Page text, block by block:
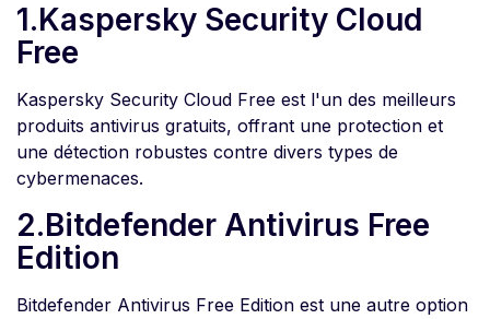
1.Kaspersky Security Cloud
Free
Kaspersky Security Cloud Free est l'un des meilleurs
produits antivirus gratuits, offrant une protection et
une détection robustes contre divers types de
cybermenaces.
2.Bitdefender Antivirus Free
Edition
Bitdefender Antivirus Free Edition est une autre option